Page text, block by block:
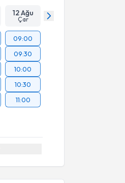
12 Ağu
Çar
09:00
09:30
10:00
10:30
11:00